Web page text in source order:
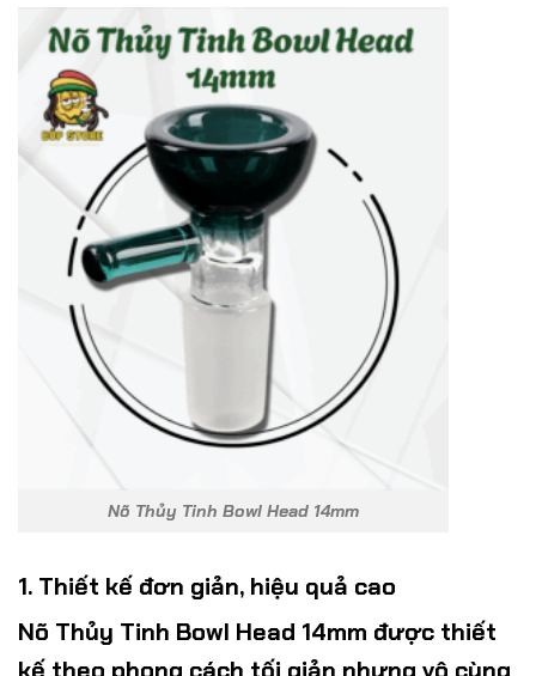
Nõ Thủy Tinh Bowl Head 14mm
1. Thiết kế đơn giản, hiệu quả cao
Nõ Thủy Tinh Bowl Head 14mm được thiết